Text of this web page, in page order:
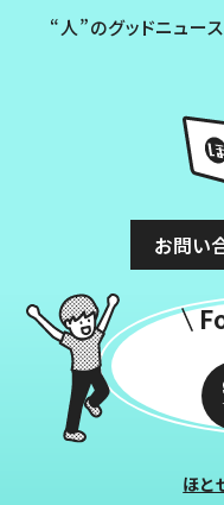
“人”のグッドニュー
お問い
ほと